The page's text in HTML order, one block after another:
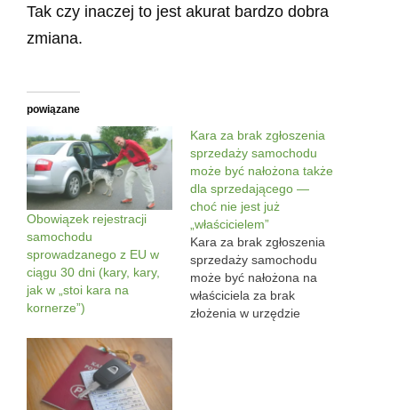
Tak czy inaczej to jest akurat bardzo dobra
zmiana.
powiązane
Obowiązek rejestracji
samochodu
sprowadzanego z EU w
ciągu 30 dni (kary, kary,
jak w „stoi kara na
kornerze”)
Kara za brak zgłoszenia
sprzedaży samochodu
może być nałożona także
dla sprzedającego —
choć nie jest już
„właścicielem”
Kara za brak zgłoszenia
sprzedaży samochodu
może być nałożona na
właściciela za brak
złożenia w urzędzie